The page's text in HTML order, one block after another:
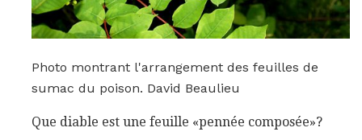
Photo montrant l'arrangement des feuilles de
sumac du poison. David Beaulieu
Que diable est une feuille «pennée composée»?